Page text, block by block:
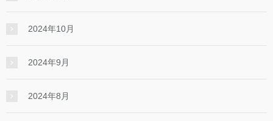
2024年10月
2024年9月
2024年8月